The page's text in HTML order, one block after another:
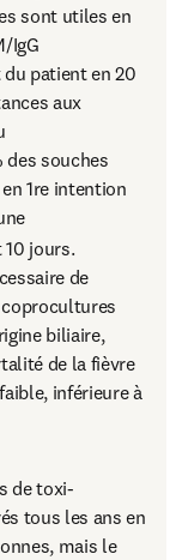
sont utiles en
IgG
patient en 20
aux
souches
1re intention
jours.
de
biliaire,
de la fièvre
inférieure à
de toxi-
tous les ans en
mais le